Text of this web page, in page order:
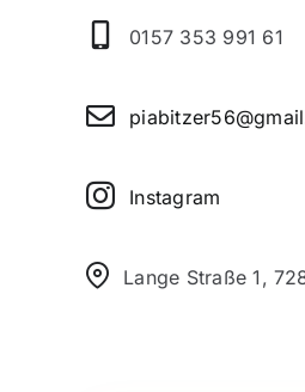
0157 353 991 61
Instagram
Lange Straße 1,